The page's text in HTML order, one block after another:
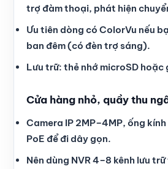
trợ đàm thoại, phát hiện
Ưu tiên dòng có ColorVu nếu
ban đêm (có đèn trợ sáng).
Lưu trữ: thẻ nhớ microSD hoặc
Cửa hàng nhỏ, quầy thu
Camera IP 2MP–4MP, ống
PoE để đi dây gọn.
Nên dùng NVR 4–8 kênh lưu